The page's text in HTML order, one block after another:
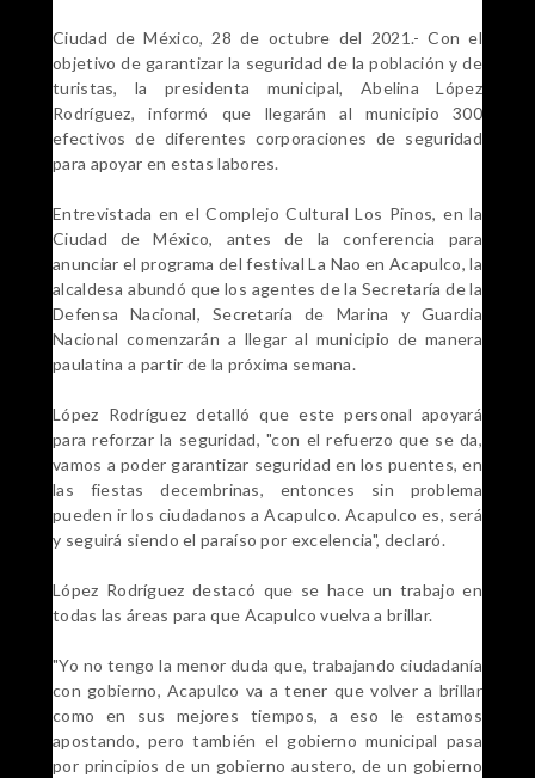
Ciudad de México, 28 de octubre del 2021.- Con el
objetivo de garantizar la seguridad de la población y de
turistas, la presidenta municipal, Abelina López
Rodríguez, informó que llegarán al municipio 300
efectivos de diferentes corporaciones de seguridad
para apoyar en estas labores.
Entrevistada en el Complejo Cultural Los Pinos, en la
Ciudad de México, antes de la conferencia para
anunciar el programa del festival La Nao en Acapulco, la
alcaldesa abundó que los agentes de la Secretaría de la
Defensa Nacional, Secretaría de Marina y Guardia
Nacional comenzarán a llegar al municipio de manera
paulatina a partir de la próxima semana.
López Rodríguez detalló que este personal apoyará
para reforzar la seguridad, "con el refuerzo que se da,
vamos a poder garantizar seguridad en los puentes, en
las fiestas decembrinas, entonces sin problema
pueden ir los ciudadanos a Acapulco. Acapulco es, será
y seguirá siendo el paraíso por excelencia", declaró.
López Rodríguez destacó que se hace un trabajo en
todas las áreas para que Acapulco vuelva a brillar.
"Yo no tengo la menor duda que, trabajando ciudadanía
con gobierno, Acapulco va a tener que volver a brillar
como en sus mejores tiempos, a eso le estamos
apostando, pero también el gobierno municipal pasa
por principios de un gobierno austero, de un gobierno